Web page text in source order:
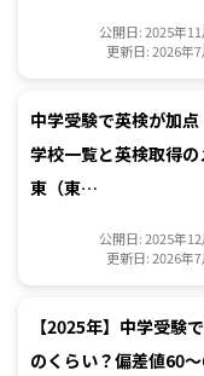
公開日: 2025年
更新日: 2026年
中学受験で英検が加
学校一覧と英検取得
東（東…
公開日: 2025年
更新日: 2026年
【2025年】中学受験
のくらい？偏差値60